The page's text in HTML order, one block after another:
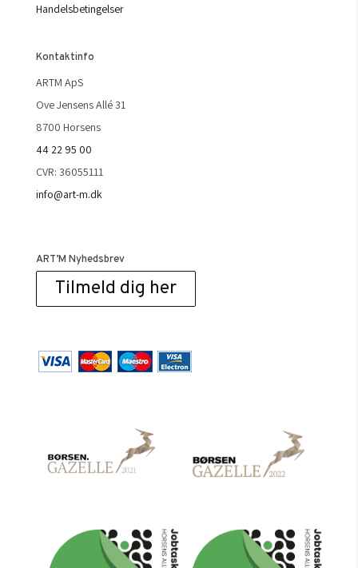
Handelsbetingelser
Kontaktinfo
ARTM ApS
Ove Jensens Allé 31
8700 Horsens
44 22 95 00
CVR: 36055111
info@art-m.dk
ART’M Nyhedsbrev
Tilmeld dig her